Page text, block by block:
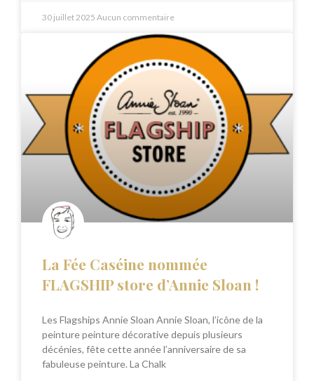
30 juillet 2025 Aucun commentaire
La Fée Caséine nommée
FLAGSHIP store d’Annie Sloan !
Les Flagships Annie Sloan Annie Sloan, l’icône de la
peinture peinture décorative depuis plusieurs
décénies, fête cette année l’anniversaire de sa
fabuleuse peinture. La Chalk